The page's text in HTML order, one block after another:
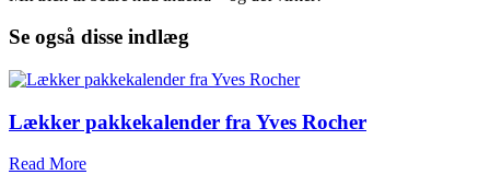
Se også disse indlæg
Lækker pakkekalender fra Yves Rocher
Read More